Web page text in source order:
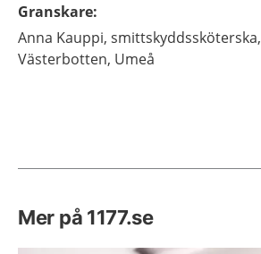
Granskare:
Anna Kauppi, smittskyddssköterska,
Västerbotten, Umeå
Mer på 1177.se